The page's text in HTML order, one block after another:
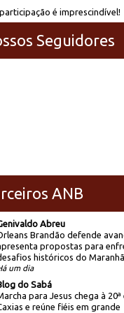
é imprescindível!
Seguidores
ANB
Abreu
Brandão defende
propostas para
históricos do
um dia
do Sabá
para Jesus chega à
e reúne fiéis em grande